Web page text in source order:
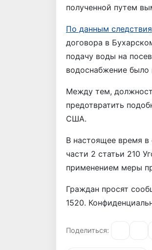
полученной путем
По данным
договора в
подачу воды на
водоснабжение было
Между тем,
предотвратить
США.
В настоящее время в
части 2 статьи 210
применением меры
Граждан просят
1520.
Поделиться: